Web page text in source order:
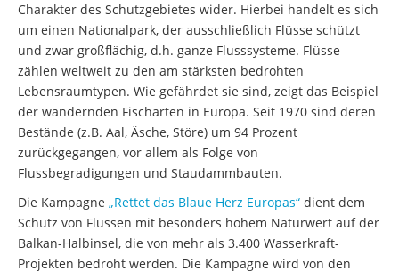
Charakter des Schutzgebietes wider. Hierbei handelt es sich
um einen Nationalpark, der ausschließlich Flüsse schützt
und zwar großflächig, d.h. ganze Flusssysteme. Flüsse
zählen weltweit zu den am stärksten bedrohten
Lebensraumtypen. Wie gefährdet sie sind, zeigt das Beispiel
der wandernden Fischarten in Europa. Seit 1970 sind deren
Bestände (z.B. Aal, Äsche, Störe) um 94 Prozent
zurückgegangen, vor allem als Folge von
Flussbegradigungen und Staudammbauten.
Die Kampagne „Rettet das Blaue Herz Europas“ dient dem
Schutz von Flüssen mit besonders hohem Naturwert auf der
Balkan-Halbinsel, die von mehr als 3.400 Wasserkraft-
Projekten bedroht werden. Die Kampagne wird von den